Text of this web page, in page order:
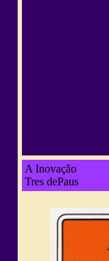
A Inovação
Tres dePaus